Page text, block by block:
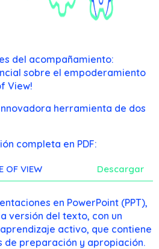
del acompañamiento:
sobre el empoderamiento
View!
herramienta de dos
completa en PDF:
OF VIEW Descargar
en PowerPoint (PPT),
versión del texto, con un
activo, que contiene
de preparación y apropiación.